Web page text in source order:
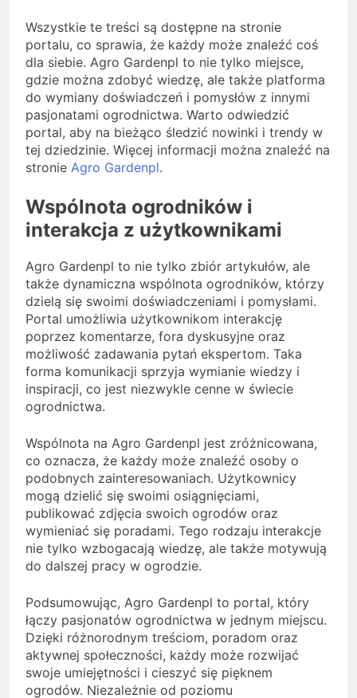
Wszystkie te treści są dostępne na stronie
portalu, co sprawia, że każdy może znaleźć coś
dla siebie. Agro Gardenpl to nie tylko miejsce,
gdzie można zdobyć wiedzę, ale także platforma
do wymiany doświadczeń i pomysłów z innymi
pasjonatami ogrodnictwa. Warto odwiedzić
portal, aby na bieżąco śledzić nowinki i trendy w
tej dziedzinie. Więcej informacji można znaleźć na
stronie Agro Gardenpl.
Wspólnota ogrodników i
interakcja z użytkownikami
Agro Gardenpl to nie tylko zbiór artykułów, ale
także dynamiczna wspólnota ogrodników, którzy
dzielą się swoimi doświadczeniami i pomysłami.
Portal umożliwia użytkownikom interakcję
poprzez komentarze, fora dyskusyjne oraz
możliwość zadawania pytań ekspertom. Taka
forma komunikacji sprzyja wymianie wiedzy i
inspiracji, co jest niezwykle cenne w świecie
ogrodnictwa.
Wspólnota na Agro Gardenpl jest zróżnicowana,
co oznacza, że każdy może znaleźć osoby o
podobnych zainteresowaniach. Użytkownicy
mogą dzielić się swoimi osiągnięciami,
publikować zdjęcia swoich ogrodów oraz
wymieniać się poradami. Tego rodzaju interakcje
nie tylko wzbogacają wiedzę, ale także motywują
do dalszej pracy w ogrodzie.
Podsumowując, Agro Gardenpl to portal, który
łączy pasjonatów ogrodnictwa w jednym miejscu.
Dzięki różnorodnym treściom, poradom oraz
aktywnej społeczności, każdy może rozwijać
swoje umiejętności i cieszyć się pięknem
ogrodów. Niezależnie od poziomu